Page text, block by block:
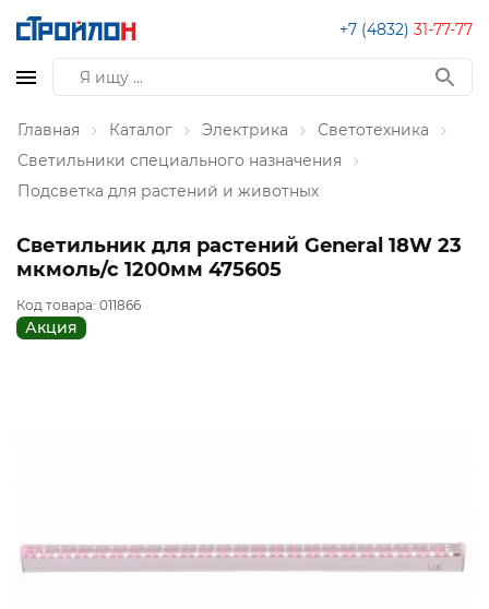
+7 (4832) 31-77-77
Главная Каталог Электрика
Светотехника
Светильники специального назначения
Подсветка для растений и животных
Светильник для растений General 18W 23
мкмоль/с 1200мм 475605
Код товара: 011866
Акция